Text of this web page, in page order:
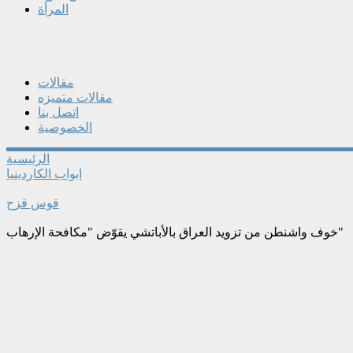
المرأة
مقالات
مقالات متميزه
اتصل بنا
الخصوصية
الرئيسية
ابواب الكاردينيا
قوس قزح
خوف واشنطن من تزويد العراق بالأباتشي يقوّض "مكافحة الإرهاب"